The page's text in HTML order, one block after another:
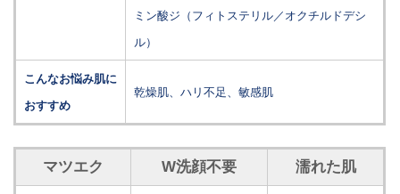
ミン酸ジ（フィトステリル／オクチルドデシ
ル）
こんなお悩み肌に
おすすめ
乾燥肌、ハリ不足、敏感肌
マツエク W洗顔不要 濡れた肌